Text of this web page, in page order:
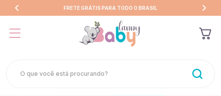
FRETE GRÁTIS PARA TODO O BRASIL